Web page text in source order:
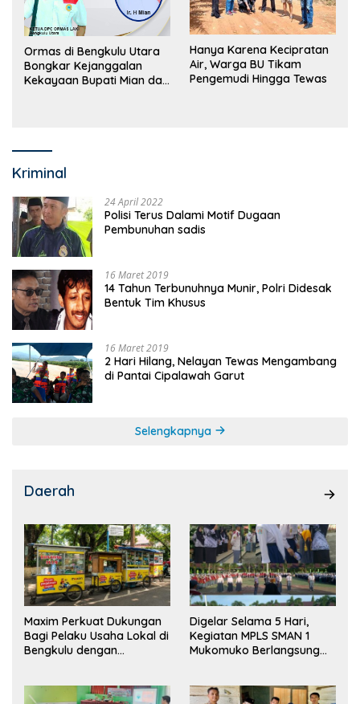
Ormas di Bengkulu Utara
Bongkar Kejanggalan
Kekayaan Bupati Mian dan
Hanya Karena Kecipratan
Air, Warga BU Tikam
Pengemudi Hingga Tewas
Kriminal
24 April 2022
Polisi Terus Dalami Motif Dugaan
Pembunuhan sadis
16 Maret 2019
14 Tahun Terbunuhnya Munir, Polri Didesak
Bentuk Tim Khusus
16 Maret 2019
2 Hari Hilang, Nelayan Tewas Mengambang
di Pantai Cipalawah Garut
Selengkapnya
Daerah
Maxim Perkuat Dukungan
Bagi Pelaku Usaha Lokal di
Bengkulu dengan
Pasar
Digelar Selama 5 Hari,
Kegiatan MPLS SMAN 1
Mukomuko Berlangsung